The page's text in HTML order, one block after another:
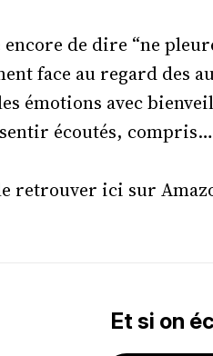
de dire “ne
face au regard des
émotions avec
écoutés,
retrouver ici sur
Et si on